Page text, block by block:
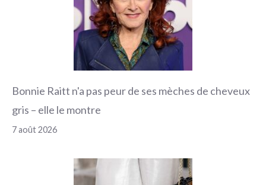
Bonnie Raitt n'a pas peur de ses mèches de cheveux
gris – elle le montre
7 août 2026